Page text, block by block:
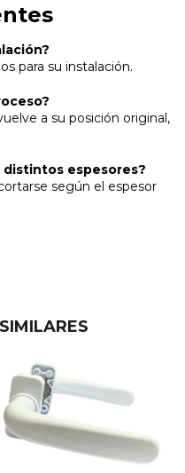
para su instalación.
a su posición original,
distintos espesores?
según el espesor